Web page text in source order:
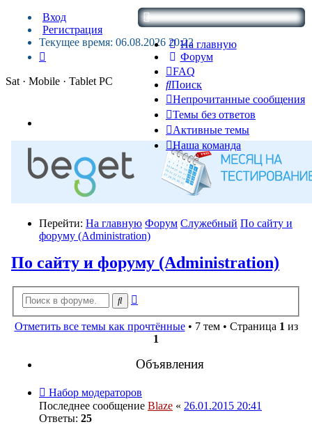
На главную
Форум
FAQ
Поиск
Непрочитанные сообщения
Темы без ответов
Активные темы
Наша команда
Вход
Регистрация
Текущее время: 06.08.2026 20:22
Sat · Mobile · Tablet PC
Перейти: На главную Форум Служебный По сайту и
форуму (Administration)
По сайту и форуму (Administration)
Поиск
Отметить все темы как прочтённые• 7 тем • Страница 1 из
1
Объявления
Набор модераторов
Последнее сообщение Blaze « 26.01.2015 20:41
Ответы: 25